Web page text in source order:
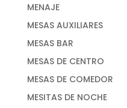
MENAJE
MESAS AUXILIARES
MESAS BAR
MESAS DE CENTRO
MESAS DE COMEDOR
MESITAS DE NOCHE